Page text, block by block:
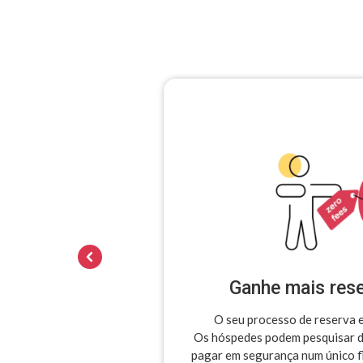
Ganhe mais
O seu processo de reserva
Os hóspedes podem pesquisar
pagar em segurança num